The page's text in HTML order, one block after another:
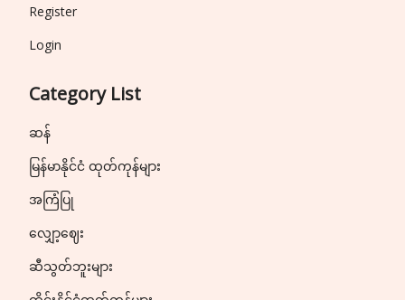
Register
Login
Category List
ဆန်
မြန်မာနိုင်ငံ ထုတ်ကုန်များ
အကြံပြု
လျှော့ဈေး
ဆီသွတ်ဘူးများ